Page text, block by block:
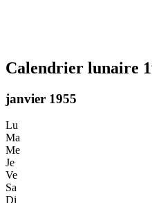
Calendrier lunaire
janvier 1955
Lu
Ma
Me
Je
Ve
Sa
Di